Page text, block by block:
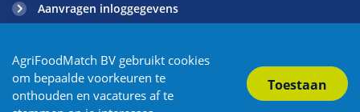
Aanvragen inloggegevens
Blogs
AgriFoodMatch BV gebruikt cookies
om bepaalde voorkeuren te
onthouden en vacatures af te